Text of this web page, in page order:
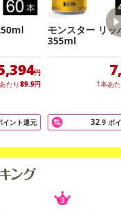
対応いたしかねます。
たん決済)、ソフトバン
AEON Pay、Amazon Pa
期限日にお支払いを完
うえでお申し込みくだ
円
たり 89.9円
イント還元
モンスター リッ
355ml
1本あ
32.9 ポ